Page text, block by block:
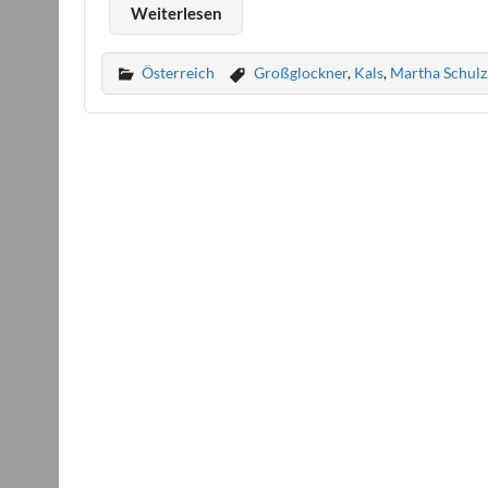
Weiterlesen
Österreich Großglockner, Kals, Martha Schulz